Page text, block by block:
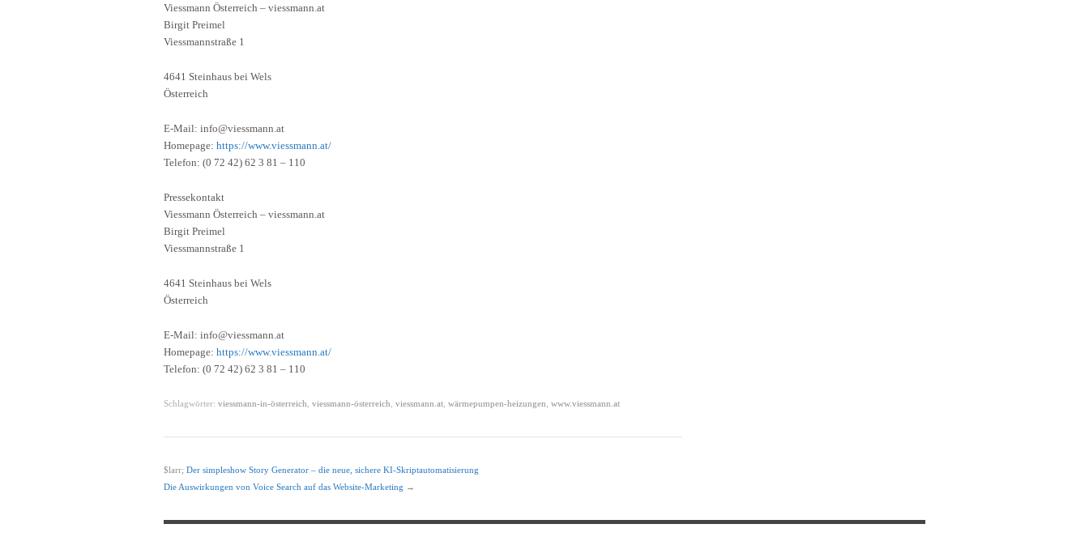
Viessmann Österreich – viessmann.at
Birgit Preimel
Viessmannstraße 1
4641 Steinhaus bei Wels
Österreich
E-Mail: info@viessmann.at
Homepage: https://www.viessmann.at/
Telefon: (0 72 42) 62 3 81 – 110
Pressekontakt
Viessmann Österreich – viessmann.at
Birgit Preimel
Viessmannstraße 1
4641 Steinhaus bei Wels
Österreich
E-Mail: info@viessmann.at
Homepage: https://www.viessmann.at/
Telefon: (0 72 42) 62 3 81 – 110
Schlagwörter: viessmann-in-österreich viessmann-österreich viessmann.at wärmepumpen-heizungen www.viessmann.at
$larr; Der simpleshow Story Generator – die neue, sichere KI-Skriptautomatisierung
Die Auswirkungen von Voice Search auf das Website-Marketing →